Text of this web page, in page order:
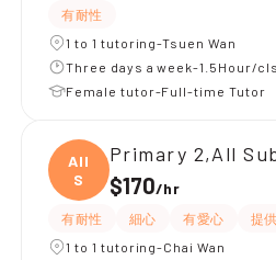
有耐性
1 to 1 tutoring-Tsuen Wan
Three days a week-1.5Hour/cls
Female tutor-Full-time Tutor
All
S
Primary 2,All
$170/hr
有耐性 細心 有愛心 提
1 to 1 tutoring-Chai Wan